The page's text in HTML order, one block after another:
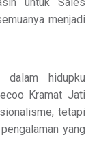
menjadi
dalam hidupku
Kramat Jati
tetapi
yang